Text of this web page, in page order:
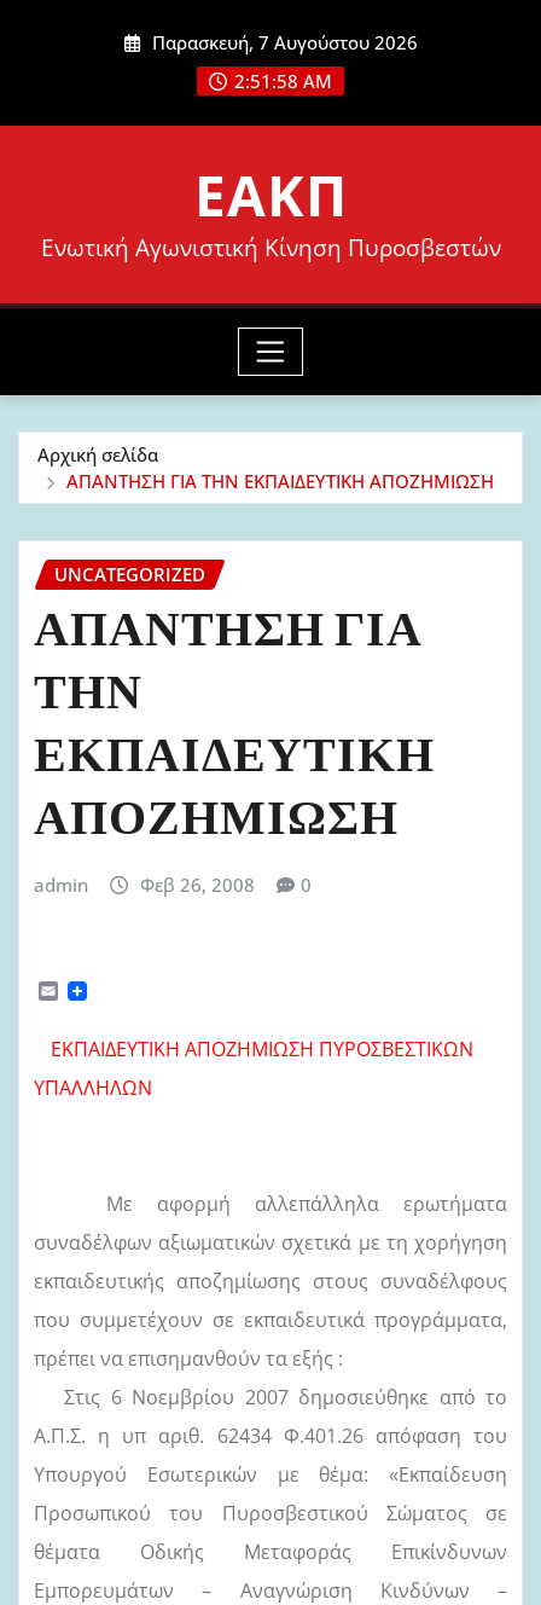
Παρασκευή, 7 Αυγούστου 2026
2:51:59 AM
ΕΑΚΠ
Ενωτική Αγωνιστική Κίνηση Πυροσβεστών
Αρχική σελίδα
ΑΠΑΝΤΗΣΗ ΓΙΑ ΤΗΝ ΕΚΠΑΙΔΕΥΤΙΚΗ ΑΠΟΖΗΜΙΩΣΗ
UNCATEGORIZED
ΑΠΑΝΤΗΣΗ ΓΙΑ
ΤΗΝ
ΕΚΠΑΙΔΕΥΤΙΚΗ
ΑΠΟΖΗΜΙΩΣΗ
admin Φεβ 26, 2008 0
E
m
i
ΕΚΠΑΙΔΕΥΤΙΚΗ ΑΠΟΖΗΜΙΩΣΗ ΠΥΡΟΣΒΕΣΤΙΚΩΝ
ΥΠΑΛΛΗΛΩΝ
Με αφορμή αλλεπάλληλα ερωτήματα
συναδέλφων αξιωματικών σχετικά με τη χορήγηση
εκπαιδευτικής αποζημίωσης στους συναδέλφους
που συμμετέχουν σε εκπαιδευτικά προγράμματα,
πρέπει να επισημανθούν τα εξής :
Στις 6 Νοεμβρίου 2007 δημοσιεύθηκε από το
Α.Π.Σ. η υπ αριθ. 62434 Φ.401.26 απόφαση του
Υπουργού Εσωτερικών με θέμα: «Εκπαίδευση
Προσωπικού του Πυροσβεστικού Σώματος σε
θέματα Οδικής Μεταφοράς Επικίνδυνων
Εμπορευμάτων – Αναγνώριση Κινδύνων –